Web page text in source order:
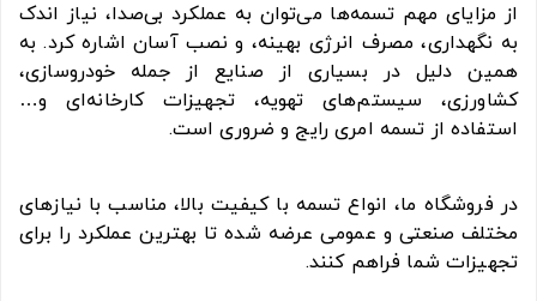
از مزایای مهم تسمه‌ها می‌توان به عملکرد بی‌صدا، نیاز اندک
به نگهداری، مصرف انرژی بهینه، و نصب آسان اشاره کرد. به
همین دلیل در بسیاری از صنایع از جمله خودروسازی،
کشاورزی، سیستم‌های تهویه، تجهیزات کارخانه‌ای و…
استفاده از تسمه امری رایج و ضروری است.
در فروشگاه ما، انواع تسمه با کیفیت بالا، مناسب با نیازهای
مختلف صنعتی و عمومی عرضه شده تا بهترین عملکرد را برای
تجهیزات شما فراهم کنند.